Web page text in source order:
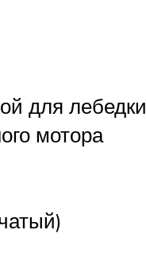
для лебедки
мотора